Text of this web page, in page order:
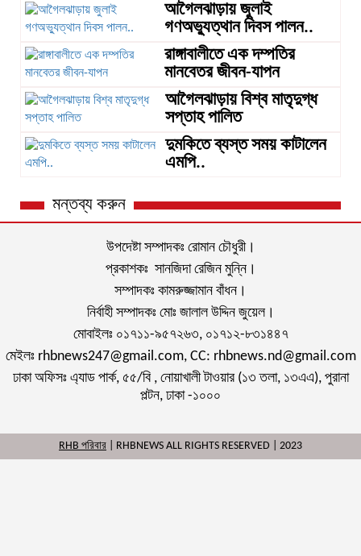
আগৈলঝাড়ায় জুলাই
গণঅভ্যুত্থান দিবস পালন..
রাঙ্গাবালীতে এক দম্পতির
মানবেতর জীবন-যাপন
আগৈলঝাড়ায় বিশ্ব মাতৃদুগ্ধ
সপ্তাহ পালিত
দুমকিতে ব্যস্ত সময় কাটালেন
এমপি..
মন্তব্য করুন
উপদেষ্টা সম্পাদকঃ রোমান চৌধুরী।
প্রকাশকঃ সানজিদা রেজিন মুন্নি।
সম্পাদকঃ কামরুজ্জামান বাঁধন।
নির্বাহী সম্পাদকঃ মোঃ জালাল উদ্দিন জুয়েল।
মোবাইলঃ ০১৭১১-৯৫৭২৬৩, ০১৭১২-৮৩১৪৪৭
মেইলঃ rhbnews247@gmail.com, CC: rhbnews.nd@gmail.com
ঢাকা অফিসঃ এ্যাড পার্ক, ৫৫/বি , নোয়াখালী টাওয়ার (১৩ তলা, ১৩এএ), পুরানা
পল্টন, ঢাকা -১০০০
RHB পরিবার | RHBNEWS ALL RIGHTS RESERVED | 2023